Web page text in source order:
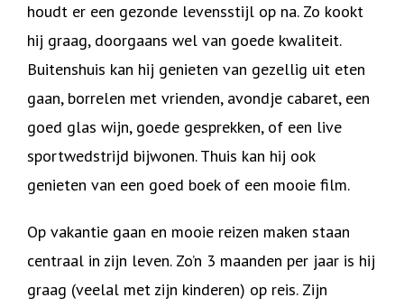
houdt er een gezonde levensstijl op na. Zo kookt
hij graag, doorgaans wel van goede kwaliteit.
Buitenshuis kan hij genieten van gezellig uit eten
gaan, borrelen met vrienden, avondje cabaret, een
goed glas wijn, goede gesprekken, of een live
sportwedstrijd bijwonen. Thuis kan hij ook
genieten van een goed boek of een mooie film.
Op vakantie gaan en mooie reizen maken staan
centraal in zijn leven. Zo’n 3 maanden per jaar is hij
graag (veelal met zijn kinderen) op reis. Zijn